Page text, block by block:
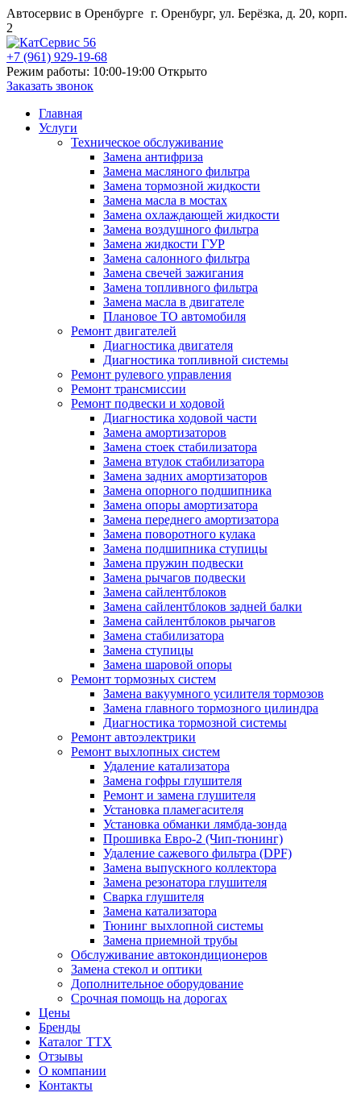
Автосервис в Оренбурге г. Оренбург, ул. Берёзка, д. 20, корп.
2
+7 (961) 929-19-68
Режим работы: 10:00-19:00 Открыто
Заказать звонок
Главная
Услуги
Техническое обслуживание
Замена антифриза
Замена масляного фильтра
Замена тормозной жидкости
Замена масла в мостах
Замена охлаждающей жидкости
Замена воздушного фильтра
Замена жидкости ГУР
Замена салонного фильтра
Замена свечей зажигания
Замена топливного фильтра
Замена масла в двигателе
Плановое ТО автомобиля
Ремонт двигателей
Диагностика двигателя
Диагностика топливной системы
Ремонт рулевого управления
Ремонт трансмиссии
Ремонт подвески и ходовой
Диагностика ходовой части
Замена амортизаторов
Замена стоек стабилизатора
Замена втулок стабилизатора
Замена задних амортизаторов
Замена опорного подшипника
Замена опоры амортизатора
Замена переднего амортизатора
Замена поворотного кулака
Замена подшипника ступицы
Замена пружин подвески
Замена рычагов подвески
Замена сайлентблоков
Замена сайлентблоков задней балки
Замена сайлентблоков рычагов
Замена стабилизатора
Замена ступицы
Замена шаровой опоры
Ремонт тормозных систем
Замена вакуумного усилителя тормозов
Замена главного тормозного цилиндра
Диагностика тормозной системы
Ремонт автоэлектрики
Ремонт выхлопных систем
Удаление катализатора
Замена гофры глушителя
Ремонт и замена глушителя
Установка пламегасителя
Установка обманки лямбда-зонда
Прошивка Евро-2 (Чип-тюнинг)
Удаление сажевого фильтра (DPF)
Замена выпускного коллектора
Замена резонатора глушителя
Сварка глушителя
Замена катализатора
Тюнинг выхлопной системы
Замена приемной трубы
Обслуживание автокондиционеров
Замена стекол и оптики
Дополнительное оборудование
Срочная помощь на дорогах
Цены
Бренды
Каталог ТТХ
Отзывы
О компании
Контакты